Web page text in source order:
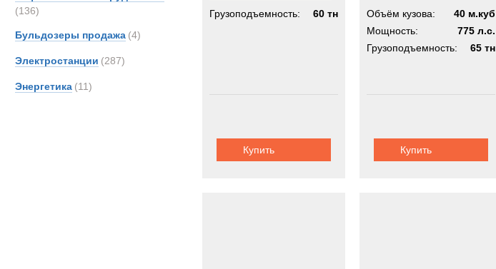
(136)
Бульдозеры продажа (4)
Электростанции (287)
Энергетика (11)
HD605
Грузоподъемность: 60 тн
Купить
Объём кузова:
40 м.куб
Мощность:
775 л.с.
Грузоподъемность:
65 тн
Купить